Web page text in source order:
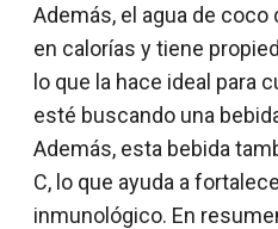
Además, el agua de coco
en calorías y tiene
lo que la hace ideal para
esté buscando una
Además, esta bebida
C, lo que ayuda a
inmunológico. En